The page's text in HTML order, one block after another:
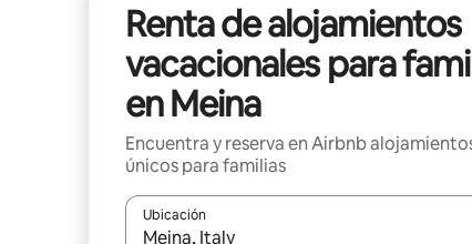
Renta de alojamientos
vacacionales para
en Meina
Encuentra y reserva en Airbnb
únicos para familias
Ubicación
Cuando los resultados estén disponibles,